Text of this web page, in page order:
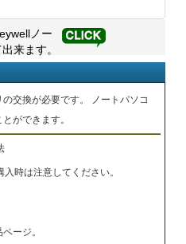
ノー
来ます。
交換が必要です。 ノートパソコ
ができます。
時は注意してください。
ージ。